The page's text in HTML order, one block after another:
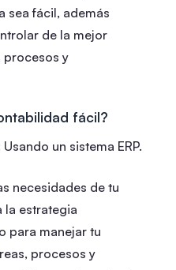
sea fácil, además
de la mejor
procesos y
fácil?
un sistema ERP.
necesidades de tu
la estrategia
para manejar tu
procesos y